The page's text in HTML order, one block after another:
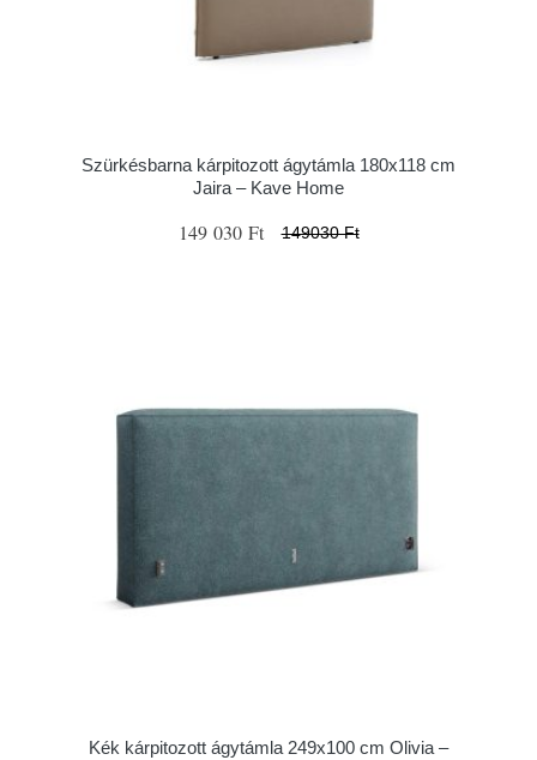
Szürkésbarna kárpitozott ágytámla 180x118 cm
Jaira – Kave Home
149 030 Ft 149030 Ft
Kék kárpitozott ágytámla 249x100 cm Olivia –